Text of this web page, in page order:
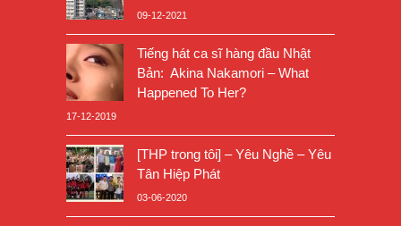
09-12-2021
Tiếng hát ca sĩ hàng đầu Nhật
Bản: Akina Nakamori – What
Happened To Her?
17-12-2019
[THP trong tôi] – Yêu Nghề – Yêu
Tân Hiệp Phát
03-06-2020